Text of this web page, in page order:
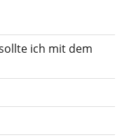
ich mit dem